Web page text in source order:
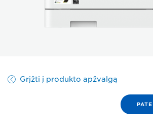
Grįžti į produkto apžvalgą